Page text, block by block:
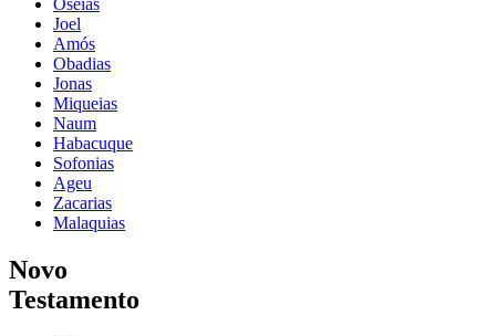
Oseias
Joel
Amós
Obadias
Jonas
Miqueias
Naum
Habacuque
Sofonias
Ageu
Zacarias
Malaquias
Novo
Testamento